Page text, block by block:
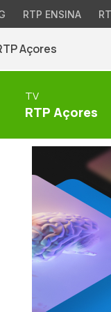
RTP ENSINA
Açores
TV
RTP Açores